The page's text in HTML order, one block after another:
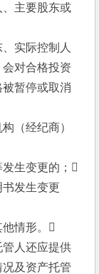
主要股东或
际控制人
对合格投资
暂停或取消
经纪商）
变更的；
发生变更
情形。
人还应提供
及资产托管